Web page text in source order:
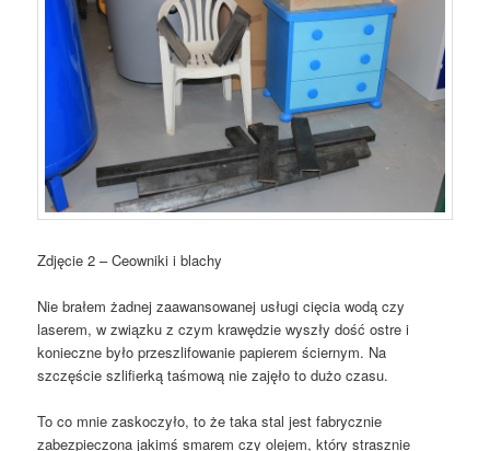
Zdjęcie 2 – Ceowniki i blachy
Nie brałem żadnej zaawansowanej usługi cięcia wodą czy
laserem, w związku z czym krawędzie wyszły dość ostre i
konieczne było przeszlifowanie papierem ściernym. Na
szczęście szlifierką taśmową nie zajęło to dużo czasu.
To co mnie zaskoczyło, to że taka stal jest fabrycznie
zabezpieczona jakimś smarem czy olejem, który strasznie